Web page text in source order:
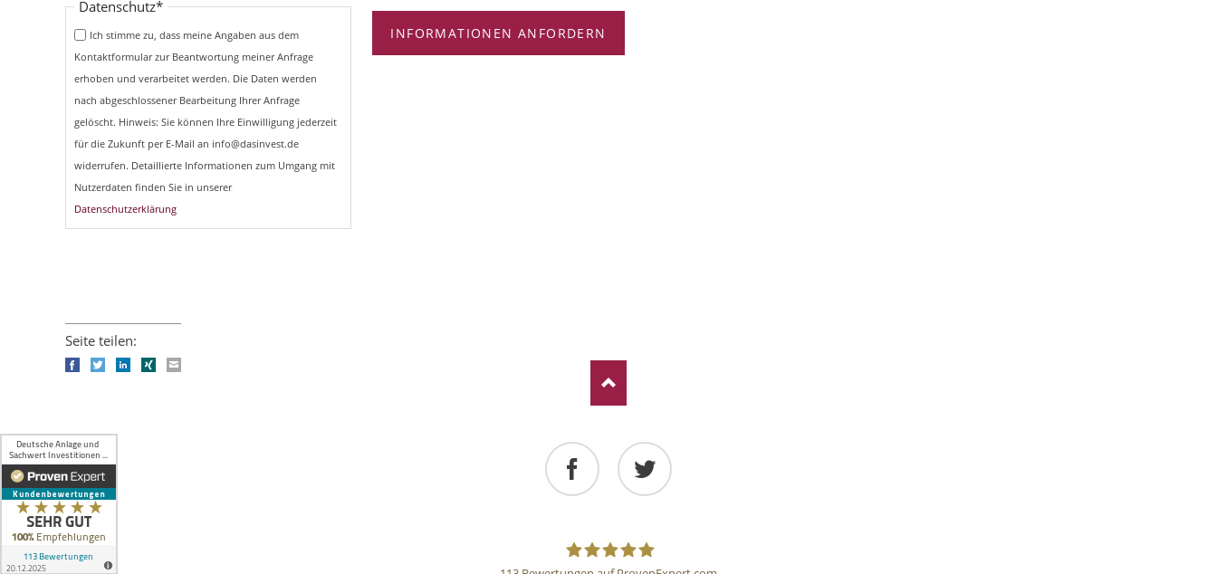
Pflichtfeld
Datenschutz*
Ich stimme zu, dass meine Angaben aus dem
Kontaktformular zur Beantwortung meiner Anfrage
erhoben und verarbeitet werden. Die Daten werden
nach abgeschlossener Bearbeitung Ihrer Anfrage
gelöscht. Hinweis: Sie können Ihre Einwilligung jederzeit
für die Zukunft per E-Mail an info@dasinvest.de
widerrufen. Detaillierte Informationen zum Umgang mit
Nutzerdaten finden Sie in unserer
Datenschutzerklärung
INFORMATIONEN ANFORDERN
Seite teilen:
FacebookTwitterLinkedIn
Xing